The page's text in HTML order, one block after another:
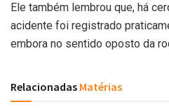
Ele também lembrou que, há
acidente foi registrado
embora no sentido oposto da
Relacionadas Matérias